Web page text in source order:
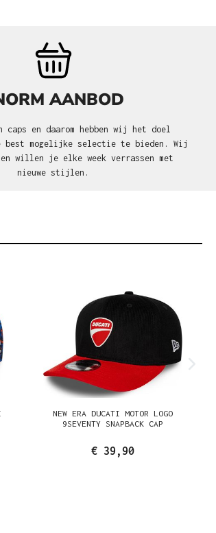
AANBOD
caps en daarom hebben wij het doel
best mogelijke selectie te bieden. Wij
willen je elke week verrassen met
nieuwe stijlen.
NEW ERA DUCATI MOTOR LOGO
9SEVENTY SNAPBACK CAP
€ 39,90